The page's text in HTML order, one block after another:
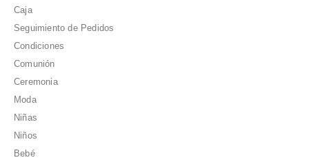
Caja
Seguimiento de Pedidos
Condiciones
Comunión
Ceremonia
Moda
Niñas
Niños
Bebé